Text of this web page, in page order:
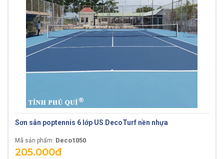
Sơn sân poptennis 6 lớp US DecoTurf nền nhựa
Mã sản phẩm: Deco1050
205.000đ